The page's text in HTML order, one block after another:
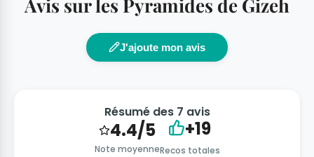
Avis sur les Pyramides de Gizeh
J'ajoute mon avis
Résumé des 7 avis
4.4/5
Note moyenne
+19
Recos totales